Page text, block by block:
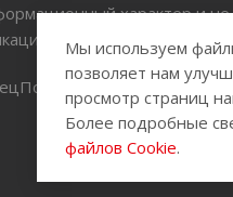
характер и
информации с сайта
Все права
Мы используем
позволяет нам
просмотр страниц
Более подробные
файлов Cookie.